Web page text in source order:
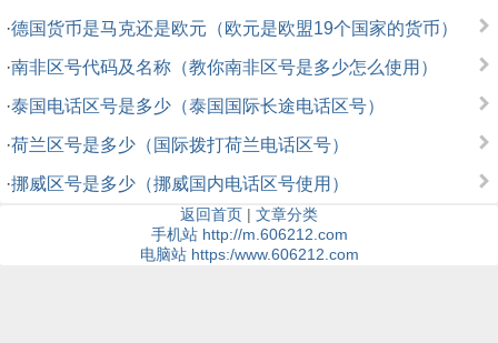
·德国货币是马克还是欧元（欧元是欧盟19个国家的货币）
·南非区号代码及名称（教你南非区号是多少怎么使用）
·泰国电话区号是多少（泰国国际长途电话区号）
·荷兰区号是多少（国际拨打荷兰电话区号）
·挪威区号是多少（挪威国内电话区号使用）
返回首页 | 文章分类
手机站 http://m.606212.com
电脑站 https:/www.606212.com